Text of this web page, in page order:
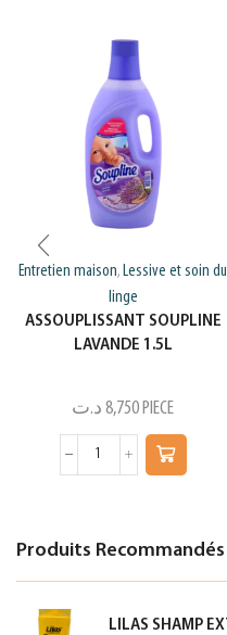
Entretien maison, Lessive et soin du
linge
ASSOUPLISSANT SOUPLINE
LAVANDE 1.5L
8,750 د.ت PIECE
Produits Recommandés